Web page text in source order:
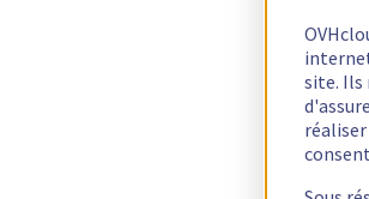
site. Ils
réaliser